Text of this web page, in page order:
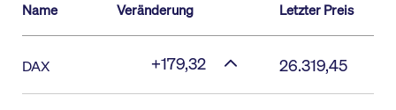
Name Veränderung Letzter Preis
DAX +179,32 26.319,45